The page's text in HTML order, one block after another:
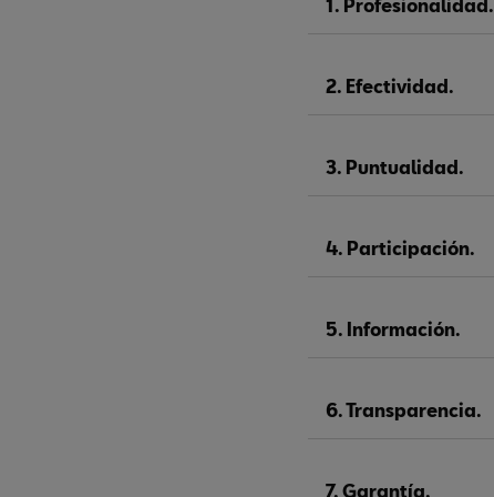
1. Profesionalidad.
2. Efectividad.
3. Puntualidad.
4. Participación.
5. Información.
6. Transparencia.
7. Garantía.